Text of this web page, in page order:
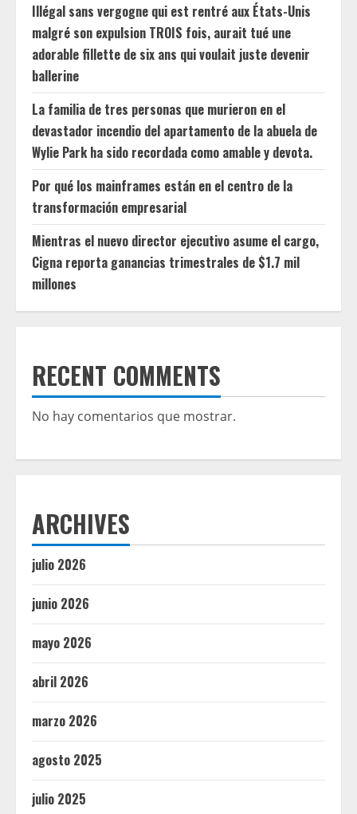
Illégal sans vergogne qui est rentré aux États-Unis
malgré son expulsion TROIS fois, aurait tué une
adorable fillette de six ans qui voulait juste devenir
ballerine
La familia de tres personas que murieron en el
devastador incendio del apartamento de la abuela de
Wylie Park ha sido recordada como amable y devota.
Por qué los mainframes están en el centro de la
transformación empresarial
Mientras el nuevo director ejecutivo asume el cargo,
Cigna reporta ganancias trimestrales de $1.7 mil
millones
RECENT COMMENTS
No hay comentarios que mostrar.
ARCHIVES
julio 2026
junio 2026
mayo 2026
abril 2026
marzo 2026
agosto 2025
julio 2025